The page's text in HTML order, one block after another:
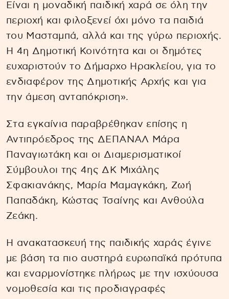
Είναι η μοναδική παιδική χαρά σε όλη την
περιοχή και φιλοξενεί όχι μόνο τα παιδιά
του Μασταμπά, αλλά και της γύρω περιοχής.
Η 4η Δημοτική Κοινότητα και οι δημότες
ευχαριστούν το Δήμαρχο Ηρακλείου, για το
ενδιαφέρον της Δημοτικής Αρχής και για
την άμεση ανταπόκριση».
Στα εγκαίνια παραβρέθηκαν επίσης η
Αντιπρόεδρος της ΔΕΠΑΝΑΛ Μάρα
Παναγιωτάκη και οι Διαμερισματικοί
Σύμβουλοι της 4ης ΔΚ Μιχάλης
Σφακιανάκης, Μαρία Μαμαγκάκη, Ζωή
Παπαδάκη, Κώστας Τσαίνης και Ανθούλα
Ζεάκη.
Η ανακατασκευή της παιδικής χαράς έγινε
με βάση τα πιο αυστηρά ευρωπαϊκά πρότυπα
και εναρμονίστηκε πλήρως με την ισχύουσα
νομοθεσία και τις προδιαγραφές